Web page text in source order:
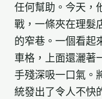
任何幫助。今天，
戰，一條夾在理髮
的窄巷。一個看起
車格，上面還灑著
手殘深吸一口氣。
統發出了令人不快